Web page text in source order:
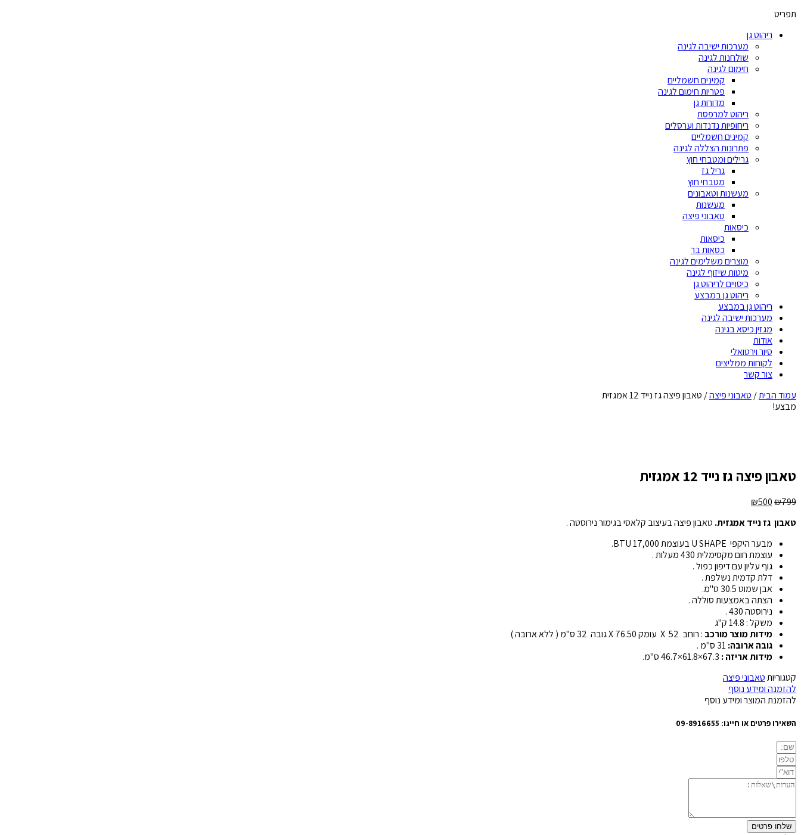
תפריט
ריהוט גן
מערכות ישיבה לגינה
שולחנות לגינה
חימום לגינה
קמינים חשמליים
פטריות חימום לגינה
מדורות גן
ריהוט למרפסת
ריחופיות נדנדות וערסלים
קמינים חשמליים
פתרונות הצללה לגינה
גרילים ומטבחי חוץ
גריל גז
מטבחי חוץ
מעשנות וטאבונים
מעשנות
טאבוני פיצה
כיסאות
כיסאות
כסאות בר
מוצרים משלימים לגינה
מיטות שיזוף לגינה
כיסויים לריהוט גן
ריהוט גן במבצע
ריהוט גן במבצע
מערכות ישיבה לגינה
מגזין כיסא בגינה
אודות
סיור וירטואלי
לקוחות ממליצים
צור קשר
עמוד הבית/ טאבוני פיצה/ טאבון פיצה גז נייד 12 אמגזית
מבצע!
טאבון פיצה גז נייד 12 אמגזית
₪799
₪500
טאבון גז נייד אמגזית. טאבון פיצה בעיצוב קלאסי בגימור נירוסטה .
מבער היקפי U SHAPE בעוצמת 17,000 BTU.
עוצמת חום מקסימלית 430 מעלות .
גוף עליון עם דיפון כפול .
דלת קדמית נשלפת .
אבן שמוט 30.5 ס"מ.
הצתה באמצעות סוללה .
נירוסטה 430 .
משקל : 14.8 ק"ג
מידות מוצר מורכב : רוחב 52 X עומק 76.50 X גובה 32 ס"מ ( ללא ארובה )
גובה ארובה:
מידות אריזה :
קטגוריותטאבוני פיצה
להזמנה ומידע נוסף
להזמנת המוצר ומידע נוסף
השאירו פרטים או חייגו: 09-8916655
שלחו פרטים